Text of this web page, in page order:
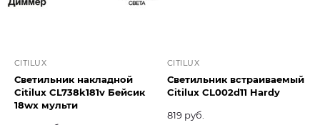
CITILUX
Светильник накладной
Citilux CL738k181v Бейсик
18wх мульти
CITILUX
Светильник встраиваемый
Citilux CL002d11 Hardy
819 руб.